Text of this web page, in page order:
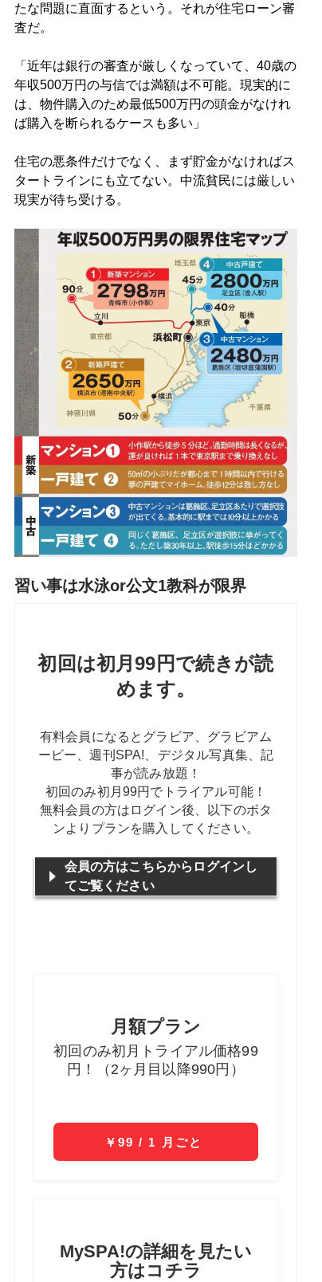
たな問題に直面するという。それが住宅ローン審
査だ。
「近年は銀行の審査が厳しくなっていて、40歳の
年収500万円の与信では満額は不可能。現実的に
は、物件購入のため最低500万円の頭金がなけれ
ば購入を断られるケースも多い」
住宅の悪条件だけでなく、まず貯金がなければス
タートラインにも立てない。中流貧民には厳しい
現実が待ち受ける。
習い事は水泳or公文1教科が限界